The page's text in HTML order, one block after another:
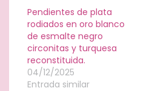
Pendientes de plata
rodiados en oro blanco
de esmalte negro
circonitas y turquesa
reconstituida.
04/12/2025
Entrada similar